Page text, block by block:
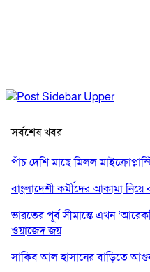
সর্বশেষ খবর
পাঁচ দেশি মাছে মিলল
বাংলাদেশী কর্মীদের আকামা
ভারতের পূর্ব সীমান্তে এখন
ওয়াজেদ জয়
সাকিব আল হাসানের বাড়িতে